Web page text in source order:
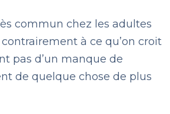
commun chez les adultes
à ce qu’on croit
pas d’un manque de
de quelque chose de plus